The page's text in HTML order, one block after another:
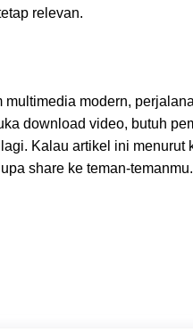
relevan.
modern,
download video, butuh
Kalau artikel ini menurut
share ke teman-temanmu.